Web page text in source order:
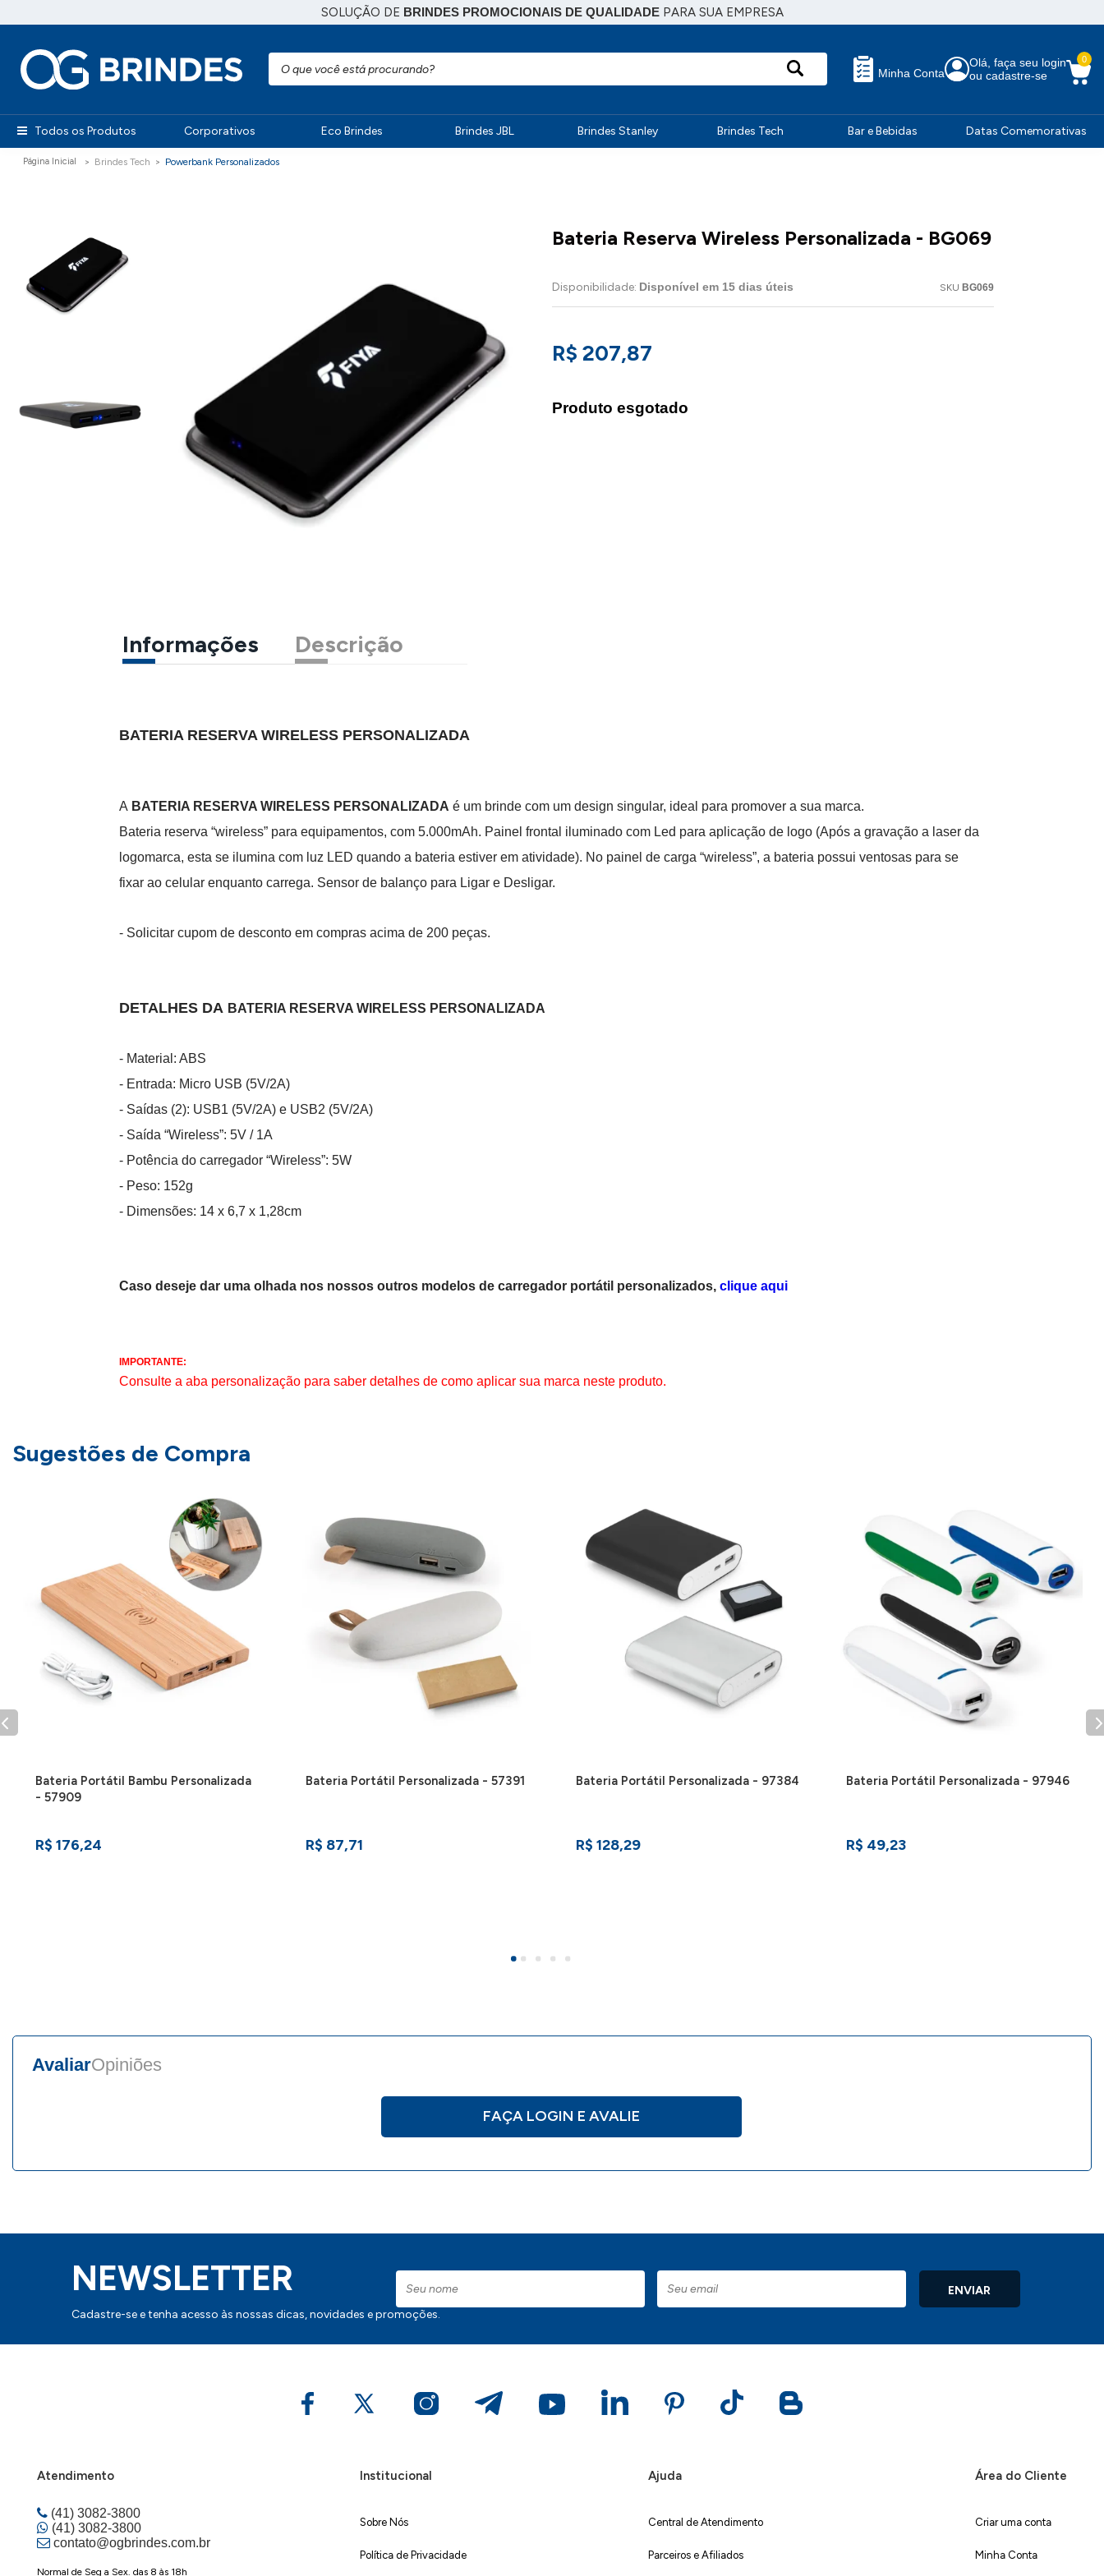
SOLUÇÃO DE BRINDES PROMOCIONAIS DE QUALIDADEPARA SUA EMPRESA
Minha Conta
Olá, faça seu login
ou cadastre-se
0
Todos os Produtos Corporativos Eco Brindes Brindes JBL Brindes Stanley Brindes Tech Bar e Bebidas Datas Comemorativas
Brindes Tech Powerbank Personalizados
Bateria Reserva Wireless Personalizada - BG069
Disponibilidade: Disponível em 15 dias úteis SKU BG069
R$ 207,87
Produto esgotado
Informações Descrição
BATERIA RESERVA WIRELESS PERSONALIZADA
A BATERIA RESERVA WIRELESS PERSONALIZADA é um brinde com um design singular, ideal para promover a sua marca.
Bateria reserva “wireless” para equipamentos, com 5.000mAh. Painel frontal iluminado com Led para aplicação de logo (Após a gravação a laser da
logomarca, esta se ilumina com luz LED quando a bateria estiver em atividade). No painel de carga “wireless”, a bateria possui ventosas para se
fixar ao celular enquanto carrega. Sensor de balanço para Ligar e Desligar.
- Solicitar cupom de desconto em compras acima de 200 peças.
DETALHES DA BATERIA RESERVA WIRELESS PERSONALIZADA
- Material: ABS
- Entrada: Micro USB (5V/2A)
- Saídas (2): USB1 (5V/2A) e USB2 (5V/2A)
- Saída “Wireless”: 5V / 1A
- Potência do carregador “Wireless”: 5W
- Peso: 152g
- Dimensões: 14 x 6,7 x 1,28cm
Caso deseje dar uma olhada nos nossos outros modelos de carregador portátil personalizados,clique aqui
IMPORTANTE:
Consulte a aba personalização para saber detalhes de como aplicar sua marca neste produto.
Sugestões de Compra
Bateria Portátil Bambu Personalizada
- 57909
R$ 176,24
Bateria Portátil Personalizada - 57391
R$ 87,71
Bateria Portátil Personalizada - 97384
R$ 128,29
Bateria Portátil Personalizada - 97946
R$ 49,23
AvaliarOpiniões
FAÇA LOGIN E AVALIE
NEWSLETTER
Cadastre-se e tenha acesso às nossas dicas, novidades e promoções.
ENVIAR
Atendimento
(41) 3082-3800
(41) 3082-3800
contato@ogbrindes.com.br
Normal de Seg a Sex. das 8 às 18h
Institucional
Sobre Nós
Política de Privacidade
Ajuda
Central de Atendimento
Parceiros e Afiliados
Área do Cliente
Criar uma conta
Minha Conta